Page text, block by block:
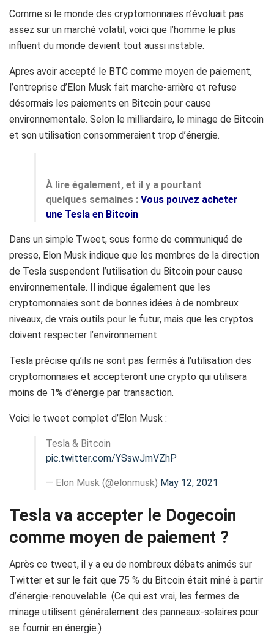
Comme si le monde des cryptomonnaies n’évoluait pas
assez sur un marché volatil, voici que l’homme le plus
influent du monde devient tout aussi instable.
Apres avoir accepté le BTC comme moyen de paiement,
l’entreprise d’Elon Musk fait marche-arrière et refuse
désormais les paiements en Bitcoin pour cause
environnementale. Selon le milliardaire, le minage de Bitcoin
et son utilisation consommeraient trop d’énergie.
À lire également, et il y a pourtant
quelques semaines : Vous pouvez acheter
une Tesla en Bitcoin
Dans un simple Tweet, sous forme de communiqué de
presse, Elon Musk indique que les membres de la direction
de Tesla suspendent l’utilisation du Bitcoin pour cause
environnementale. Il indique également que les
cryptomonnaies sont de bonnes idées à de nombreux
niveaux, de vrais outils pour le futur, mais que les cryptos
doivent respecter l’environnement.
Tesla précise qu’ils ne sont pas fermés à l’utilisation des
cryptomonnaies et accepteront une crypto qui utilisera
moins de 1% d’énergie par transaction.
Voici le tweet complet d’Elon Musk :
Tesla & Bitcoin
pic.twitter.com/YSswJmVZhP
— Elon Musk (@elonmusk) May 12, 2021
Tesla va accepter le Dogecoin
comme moyen de paiement ?
Après ce tweet, il y a eu de nombreux débats animés sur
Twitter et sur le fait que 75 % du Bitcoin était miné à partir
d’énergie-renouvelable. (Ce qui est vrai, les fermes de
minage utilisent généralement des panneaux-solaires pour
se fournir en énergie.)